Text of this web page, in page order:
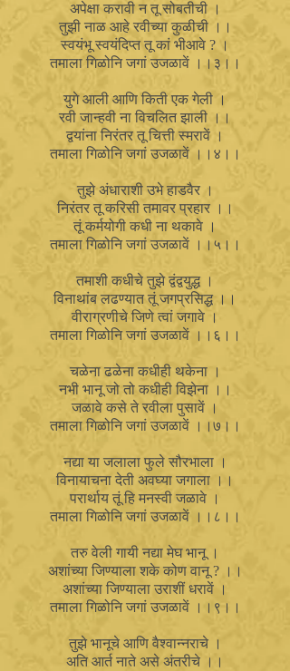
अपेक्षा करावी न तू सोबतीची ।
तुझी नाळ आहे रवीच्या कुळीची ।।
स्वयंभू स्वयंदिप्त तू कां भीआवे ? ।
तमाला गिळोनि जगां उजळावें ।।३।।
युगे आली आणि किती एक गेली ।
रवी जान्हवी ना विचलित झाली ।।
द्वयांना निरंतर तू चित्ती स्मरावें ।
तमाला गिळोनि जगां उजळावें ।।४।।
तुझे अंधाराशी उभे हाडवैर ।
निरंतर तू करिसी तमावर प्रहार ।।
तूं कर्मयोगी कधी ना थकावे ।
तमाला गिळोनि जगां उजळावें ।।५।।
तमाशी कधीचे तुझे द्वंद्वयुद्ध ।
विनाथांब लढण्यात तूं जगप्रसिद्ध ।।
वीराग्रणीचे जिणे त्वां जगावे ।
तमाला गिळोनि जगां उजळावें ।।६।।
चळेना ढळेना कधीही थकेना ।
नभी भानू जो तो कधीही विझेना ।।
जळावे कसे ते रवीला पुसावें ।
तमाला गिळोनि जगां उजळावें ।।७।।
नद्या या जलाला फुले सौरभाला ।
विनायाचना देती अवघ्या जगाला ।।
परार्थाय तूं हि मनस्वी जळावे ।
तमाला गिळोनि जगां उजळावें ।।८।।
तरु वेली गायी नद्या मेघ भानू ।
अशांच्या जिण्याला शके कोण वानू ? ।।
अशांच्या जिण्याला उराशीं धरावें ।
तमाला गिळोनि जगां उजळावें ।।९।।
तुझे भानूचे आणि वैश्वान्नराचे ।
अति आर्त नाते असे अंतरीचे ।।